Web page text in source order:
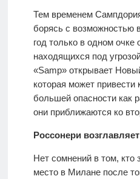
Тем временем
борясь с возможностью
год только в одном очке
находящихся под
«Samp» открывает
которая может
большей опасности как
они приближаются ко
Россонери
Нет сомнений в том, кто
место в Милане после